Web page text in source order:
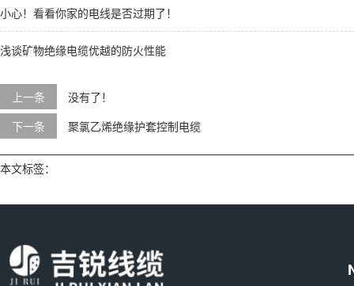
小心！看看你家的电线是否过期了！
浅谈矿物绝缘电缆优越的防火性能
上一条
没有了！
下一条
聚氯乙烯绝缘护套控制电缆
本文标签：